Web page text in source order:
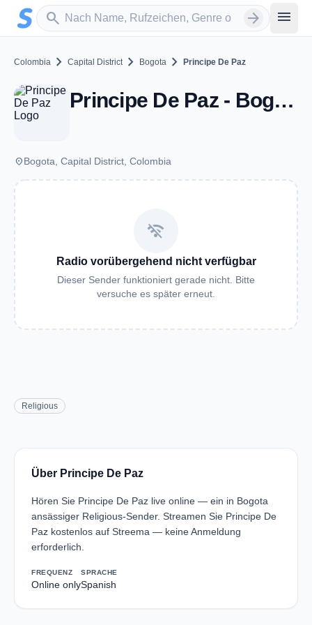
Zum Hauptinhalt springen
search
Sender suchen arrow_forward menu
Colombia chevron_right Capital District chevron_right Bogota chevron_right Principe De Paz
Principe De Paz - Bogota
placeBogota, Capital District, Colombia
wifi_off
Radio vorübergehend nicht verfügbar
Dieser Sender funktioniert gerade nicht. Bitte
versuche es später erneut.
Religious
Über Principe De Paz
Hören Sie Principe De Paz live online — ein in Bogota
ansässiger Religious-Sender. Streamen Sie Principe De
Paz kostenlos auf Streema — keine Anmeldung
erforderlich.
FREQUENZ
Online only
SPRACHE
Spanish